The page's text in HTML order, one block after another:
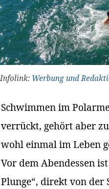
Infolink: Werbung und
Schwimmen im
verrückt, gehört aber
wohl einmal im Leben
Vor dem Abendessen
Plunge“, direkt von der